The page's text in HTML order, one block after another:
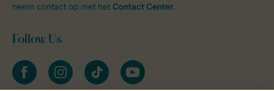
neem contact op met het Contact Center.
Follow Us
facebookinstagramtiktok youtube